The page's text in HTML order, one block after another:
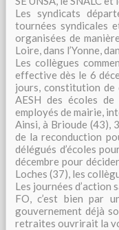
Les syndicats
tournées syndicales
organisées de
Loire, dans l’Yonne,
Les collègues
effective dès le 6
jours, constitution de
AESH des écoles
employés de mairie,
Ainsi, à Brioude (43),
de la reconduction
délégués d’écoles
décembre pour
Loches (37), les
Les journées
FO, c’est bien par
gouvernement déjà
retraites ouvrirait la